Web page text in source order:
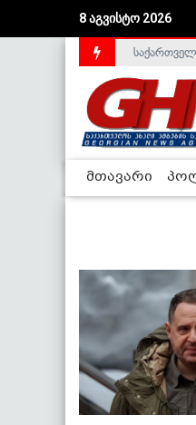
8 აგვისტო 2026
მთავარი